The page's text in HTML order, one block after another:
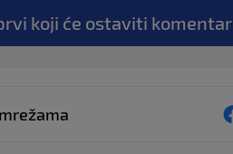
koji će ostaviti komentar